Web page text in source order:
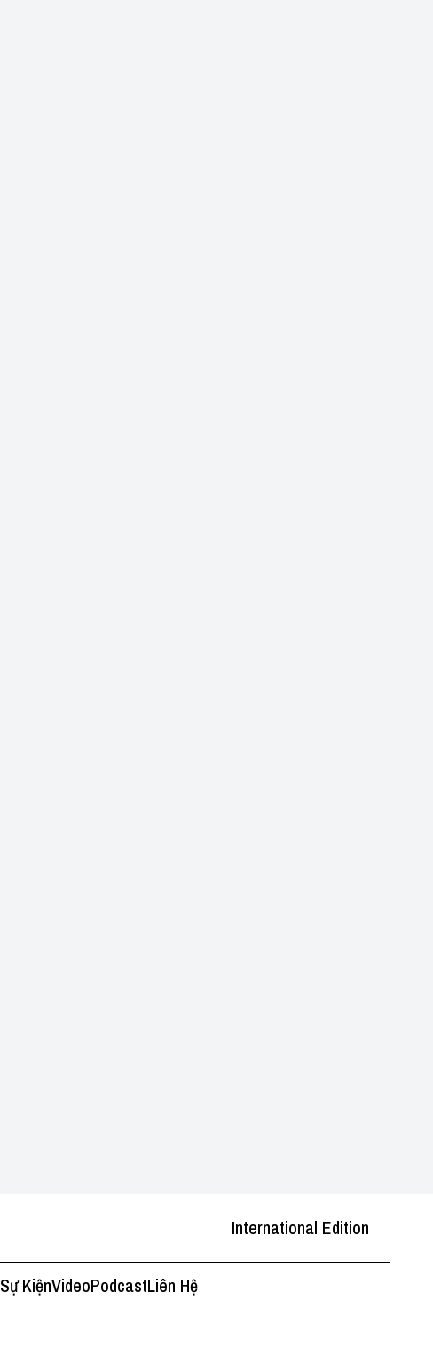
International Edition
Sự KiệnVideoPodcastLiên Hệ